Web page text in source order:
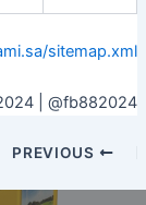
sitemap.xml
| @fb882024